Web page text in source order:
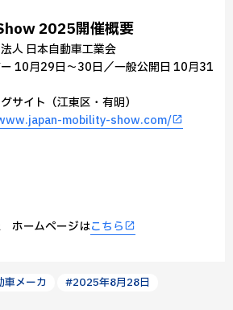
2025開催概要
日本自動車工業会
月29日～30日／一般公開日 10月31
ト（江東区・有明）
mobility-show.com/
ホームページはこちら
車メーカ #2025年8月28日